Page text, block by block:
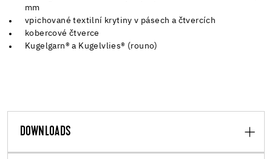
mm
vpichované textilní krytiny v pásech a čtvercích
kobercové čtverce
Kugelgarn® a Kugelvlies® (rouno)
DOWNLOADS